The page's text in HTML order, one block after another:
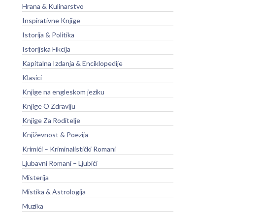
Hrana & Kulinarstvo
Inspirativne Knjige
Istorija & Politika
Istorijska Fikcija
Kapitalna Izdanja & Enciklopedije
Klasici
Knjige na engleskom jeziku
Knjige O Zdravlju
Knjige Za Roditelje
Književnost & Poezija
Krimići – Kriminalistički Romani
Ljubavni Romani – Ljubići
Misterija
Mistika & Astrologija
Muzika